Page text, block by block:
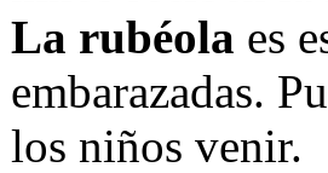
La rubéola es
embarazadas.
los niños venir.